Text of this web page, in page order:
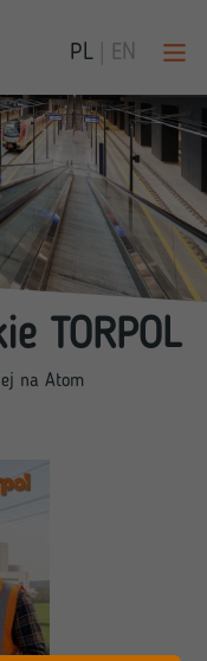
PL EN
TORPOL
na Atom